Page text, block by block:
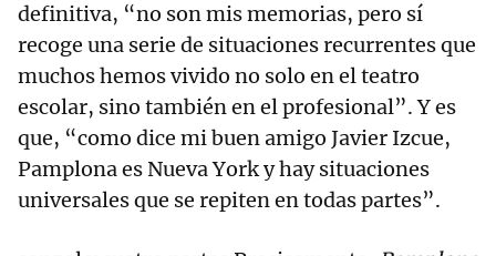
definitiva, “no son mis memorias, pero sí
recoge una serie de situaciones recurrentes que
muchos hemos vivido no solo en el teatro
escolar, sino también en el profesional”. Y es
que, “como dice mi buen amigo Javier Izcue,
Pamplona es Nueva York y hay situaciones
universales que se repiten en todas partes”.